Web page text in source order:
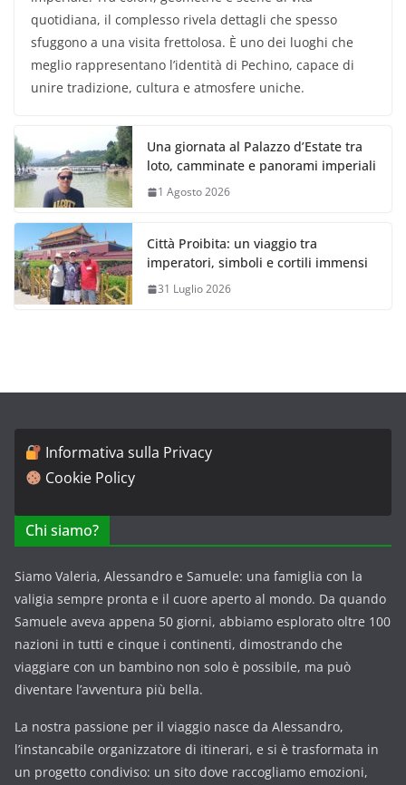
quotidiana, il complesso rivela dettagli che spesso
sfuggono a una visita frettolosa. È uno dei luoghi che
meglio rappresentano l’identità di Pechino, capace di
unire tradizione, cultura e atmosfere uniche.
Una giornata al Palazzo d’Estate tra
loto, camminate e panorami imperiali
1 Agosto 2026
Città Proibita: un viaggio tra
imperatori, simboli e cortili immensi
31 Luglio 2026
Informativa sulla Privacy
Cookie Policy
Chi siamo?
Siamo Valeria, Alessandro e Samuele: una famiglia con la
valigia sempre pronta e il cuore aperto al mondo. Da quando
Samuele aveva appena 50 giorni, abbiamo esplorato oltre 100
nazioni in tutti e cinque i continenti, dimostrando che
viaggiare con un bambino non solo è possibile, ma può
diventare l’avventura più bella.
La nostra passione per il viaggio nasce da Alessandro,
l’instancabile organizzatore di itinerari, e si è trasformata in
un progetto condiviso: un sito dove raccogliamo emozioni,